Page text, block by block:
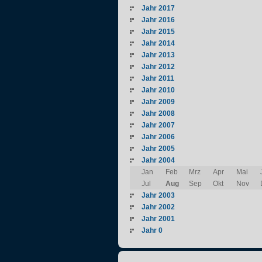
Jahr 2017
Jahr 2016
Jahr 2015
Jahr 2014
Jahr 2013
Jahr 2012
Jahr 2011
Jahr 2010
Jahr 2009
Jahr 2008
Jahr 2007
Jahr 2006
Jahr 2005
Jahr 2004
Jan
Feb Mrz Apr Mai
Jul
Aug Sep Okt Nov
Jahr 2003
Jahr 2002
Jahr 2001
Jahr 0